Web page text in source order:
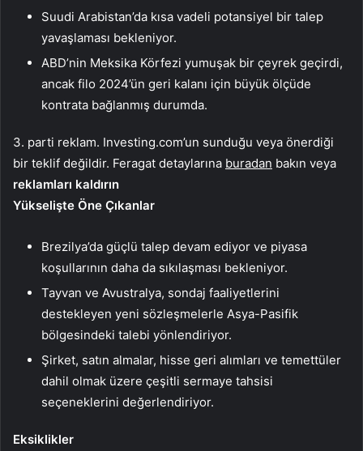
Suudi Arabistan’da kısa vadeli potansiyel bir talep
yavaşlaması bekleniyor.
ABD’nin Meksika Körfezi yumuşak bir çeyrek geçirdi,
ancak filo 2024’ün geri kalanı için büyük ölçüde
kontrata bağlanmış durumda.
3. parti reklam. Investing.com’un sunduğu veya önerdiği
bir teklif değildir. Feragat detaylarına buradan bakın veya
reklamları kaldırın
Yükselişte Öne Çıkanlar
Brezilya’da güçlü talep devam ediyor ve piyasa
koşullarının daha da sıkılaşması bekleniyor.
Tayvan ve Avustralya, sondaj faaliyetlerini
destekleyen yeni sözleşmelerle Asya-Pasifik
bölgesindeki talebi yönlendiriyor.
Şirket, satın almalar, hisse geri alımları ve temettüler
dahil olmak üzere çeşitli sermaye tahsisi
seçeneklerini değerlendiriyor.
Eksiklikler